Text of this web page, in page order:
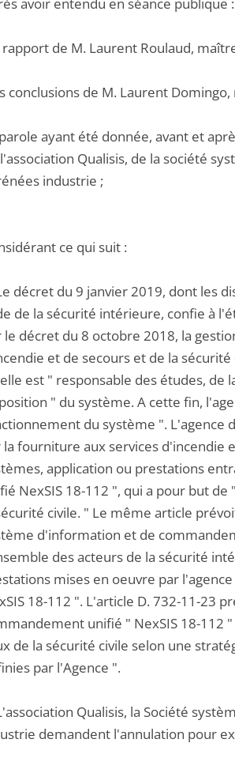
avoir entendu en séance publique :
rapport de M. Laurent Roulaud,
conclusions de M. Laurent
ayant été donnée, avant et
Qualisis, de la société
industrie ;
ce qui suit :
décret du 9 janvier 2019, dont les
de la sécurité intérieure, confie à
le décret du 8 octobre 2018, la
et de secours et de la
est " responsable des études, de
" du système. A cette fin,
du système ". L'agence
la fourniture aux services d'incendie
application ou prestations
NexSIS 18-112 ", qui a pour but
civile. " Le même article
d'information et de
des acteurs de la sécurité
mises en oeuvre par
18-112 ". L'article D. 732-11-23
unifié " NexSIS 18-112
de la sécurité civile selon une
par l'Agence ".
Qualisis, la Société
demandent l'annulation pour